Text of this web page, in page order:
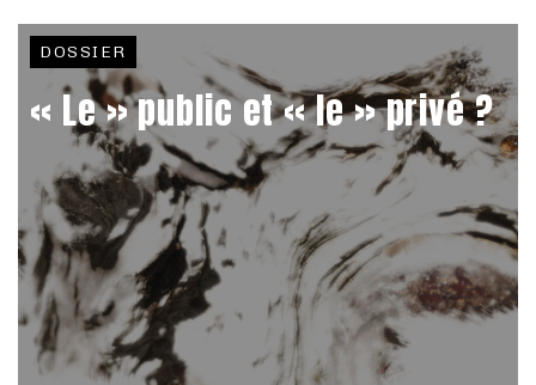
DOSSIER
« Le » public et « le » privé ?